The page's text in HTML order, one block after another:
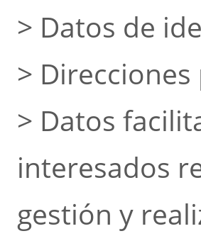
> Datos de
>
> Datos
interesados
gestión y